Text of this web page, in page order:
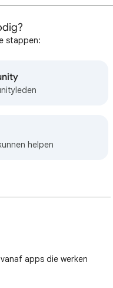
stappen:
helpen
apps die werken